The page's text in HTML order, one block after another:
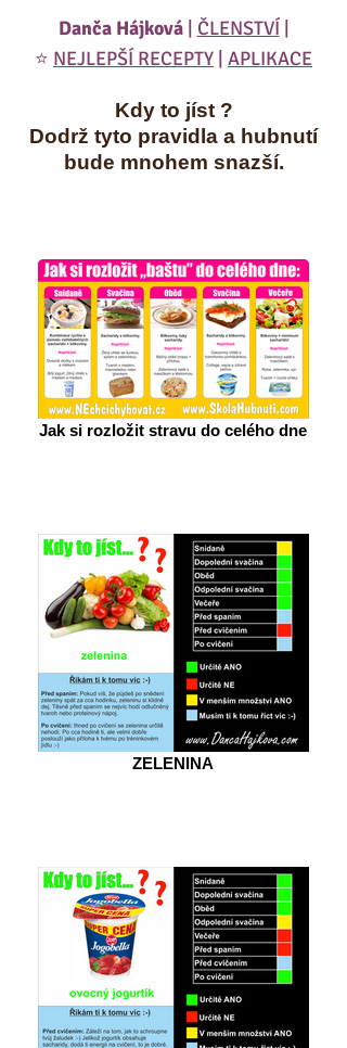
Danča Hájková| ČLENSTVÍ
⭐️ NEJLEPŠÍ RECEPTY APLIKACE
Kdy to jíst ?
Dodrž tyto pravidla a hubnutí
bude mnohem snazší.
Jak si rozložit stravu do celého dne
ZELENINA